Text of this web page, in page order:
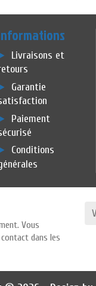
Livraisons et
Garantie
Paiement
Conditions
Vous
dans les